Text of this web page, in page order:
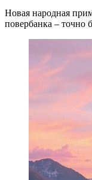
Новая народная
повербанка – точно